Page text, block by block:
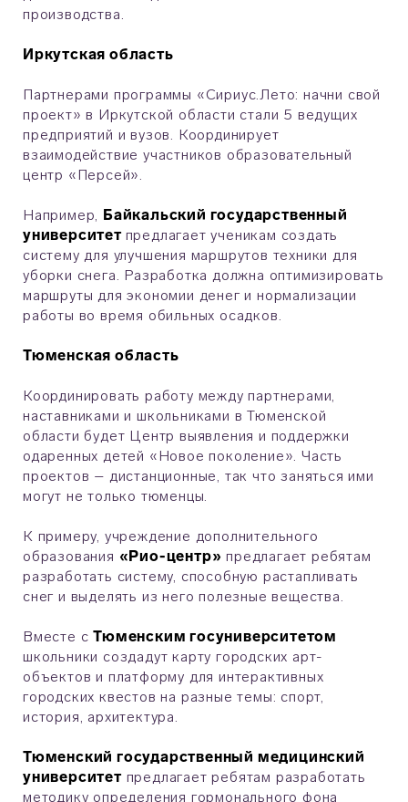
производства.
Иркутская область
Партнерами программы «Сириус.Лето: начни свой
проект» в Иркутской области стали 5 ведущих
предприятий и вузов. Координирует
взаимодействие участников образовательный
центр «Персей».
Например, Байкальский государственный
университет предлагает ученикам создать
систему для улучшения маршрутов техники для
уборки снега. Разработка должна оптимизировать
маршруты для экономии денег и нормализации
работы во время обильных осадков.
Тюменская область
Координировать работу между партнерами,
наставниками и школьниками в Тюменской
области будет Центр выявления и поддержки
одаренных детей «Новое поколение». Часть
проектов – дистанционные, так что заняться ими
могут не только тюменцы.
К примеру, учреждение дополнительного
образования «Рио-центр» предлагает ребятам
разработать систему, способную растапливать
снег и выделять из него полезные вещества.
Вместе сТюменским госуниверситетом
школьники создадут карту городских арт-
объектов и платформу для интерактивных
городских квестов на разные темы: спорт,
история, архитектура.
Тюменский государственный медицинский
университетпредлагает ребятам разработать
методику определения гормонального фона